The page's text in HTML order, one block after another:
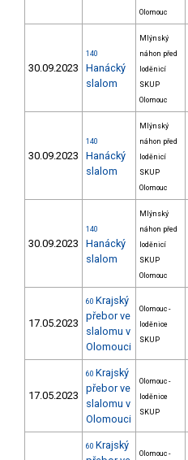
Olomouc
30.09.2023
140
Hanácký
slalom
Mlýnský
náhon před
loděnicí
SKUP
Olomouc
30.09.2023
140
Hanácký
slalom
Mlýnský
náhon před
loděnicí
SKUP
Olomouc
30.09.2023
140
Hanácký
slalom
Mlýnský
náhon před
loděnicí
SKUP
Olomouc
17.05.2023
60 Krajský
přebor ve
slalomu v
Olomouci
Olomouc -
loděnice
SKUP
17.05.2023
60 Krajský
přebor ve
slalomu v
Olomouci
Olomouc -
loděnice
SKUP
60 Krajský
Olomouc -